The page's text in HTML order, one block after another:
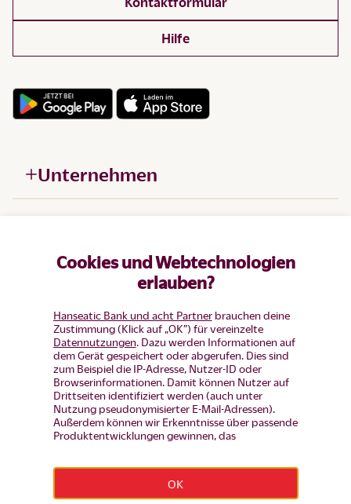
Cookies und Webtechnologien
erlauben?
Hanseatic Bank und acht Partnerbrauchen deine
Zustimmung (Klick auf „OK”) für vereinzelte
Datennutzungen. Dazu werden Informationen auf
dem Gerät gespeichert oder abgerufen. Dies sind
zum Beispiel die IP-Adresse, Nutzer-ID oder
Browserinformationen. Damit können Nutzer auf
Drittseiten identifiziert werden (auch unter
Nutzung pseudonymisierter E-Mail-Adressen).
Außerdem können wir Erkenntnisse über passende
Produktentwicklungen gewinnen, das
und Werbung wiederansprechen, die noch keinen
OK
Hilfe
Unternehmen
Produkte
|Datenschutz-Einstellungen